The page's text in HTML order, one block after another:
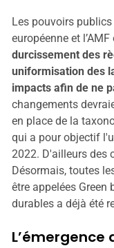
Les pouvoirs
européenne et
durcissement des
uniformisation des
impacts afin de ne
changements
en place de la
qui a pour objectif
2022. D'ailleurs des
Désormais, toutes
être appelées
durables a déjà été
L’émergence